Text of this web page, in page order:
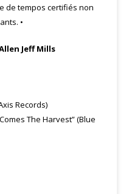
de tempos certifiés non
•
Records)
The Harvest” (Blue